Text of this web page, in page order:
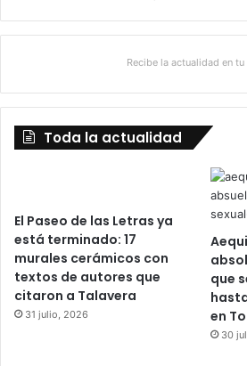
Recibe la actualidad en
Toda la actualidad
El Paseo de las Letras ya
está terminado: 17
murales cerámicos con
textos de autores que
citaron a Talavera
31 julio, 2026
que
en
30